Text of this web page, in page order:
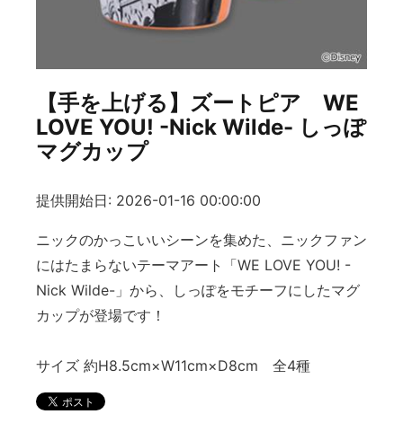
【手を上げる】ズートピア WE
LOVE YOU! -Nick Wilde- しっぽ
マグカップ
提供開始日: 2026-01-16 00:00:00
ニックのかっこいいシーンを集めた、ニックファン
にはたまらないテーマアート「WE LOVE YOU! -
Nick Wilde-」から、しっぽをモチーフにしたマグ
カップが登場です！
サイズ 約H8.5cm×W11cm×D8cm 全4種